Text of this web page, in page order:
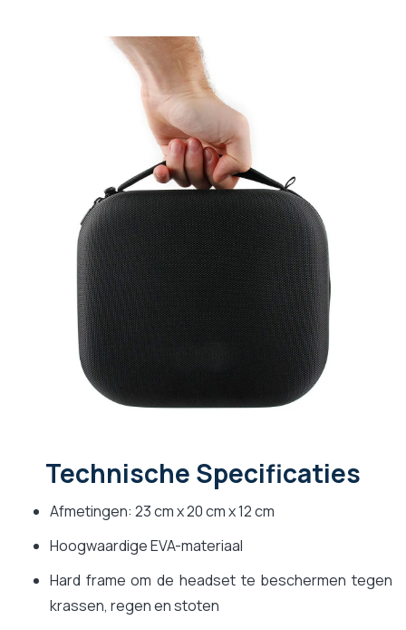
Technische Specificaties
Afmetingen: 23 cm x 20 cm x 12 cm
Hoogwaardige EVA-materiaal
Hard frame om de headset te beschermen tegen
krassen, regen en stoten